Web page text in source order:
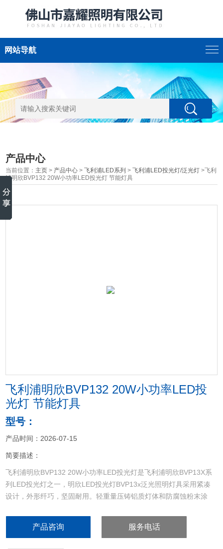
网站导航
产品中心
当前位置： 主页 > 产品中心 >飞利浦LED系列 >飞利浦LED投光灯/泛光灯 >飞利
浦明欣BVP132 20W小功率LED投光灯 节能灯具
飞利浦明欣BVP132 20W小功率LED投
光灯 节能灯具
型号：
产品时间：2026-07-15
简要描述：
飞利浦明欣BVP132 20W小功率LED投光灯是飞利浦明欣BVP13X系
列LED投光灯之一，明欣LED投光灯BVP13x泛光照明灯具采用紧凑
设计，外形纤巧，坚固耐用。轻重量压铸铝质灯体和防腐蚀粉末涂
产品咨询 服务电话